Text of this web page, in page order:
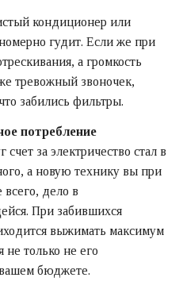
кондиционер или
гудит. Если же при
а громкость
тревожный звоночек,
забились фильтры.
потребление
счет за электричество стал в
а новую технику вы при
всего, дело в
При забившихся
выжимать максимум
не только не его
вашем бюджете.